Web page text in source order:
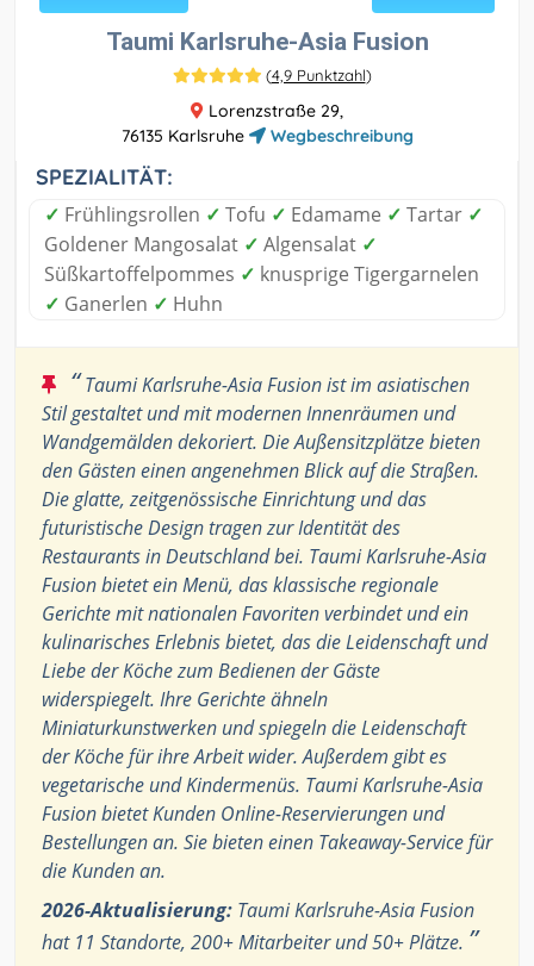
Taumi Karlsruhe-Asia Fusion
(4,9 Punktzahl)
Lorenzstraße 29,
76135 Karlsruhe
Wegbeschreibung
SPEZIALITÄT:
✓ Frühlingsrollen ✓ Tofu ✓ Edamame ✓ Tartar ✓
Goldener Mangosalat ✓ Algensalat ✓
Süßkartoffelpommes ✓ knusprige Tigergarnelen
✓ Ganerlen ✓ Huhn
“Taumi Karlsruhe-Asia Fusion ist im asiatischen
Stil gestaltet und mit modernen Innenräumen und
Wandgemälden dekoriert. Die Außensitzplätze bieten
den Gästen einen angenehmen Blick auf die Straßen.
Die glatte, zeitgenössische Einrichtung und das
futuristische Design tragen zur Identität des
Restaurants in Deutschland bei. Taumi Karlsruhe-Asia
Fusion bietet ein Menü, das klassische regionale
Gerichte mit nationalen Favoriten verbindet und ein
kulinarisches Erlebnis bietet, das die Leidenschaft und
Liebe der Köche zum Bedienen der Gäste
widerspiegelt. Ihre Gerichte ähneln
Miniaturkunstwerken und spiegeln die Leidenschaft
der Köche für ihre Arbeit wider. Außerdem gibt es
vegetarische und Kindermenüs. Taumi Karlsruhe-Asia
Fusion bietet Kunden Online-Reservierungen und
Bestellungen an. Sie bieten einen Takeaway-Service für
die Kunden an.
2026-Aktualisierung: Taumi Karlsruhe-Asia Fusion
hat 11 Standorte, 200+ Mitarbeiter und 50+ Plätze. ”